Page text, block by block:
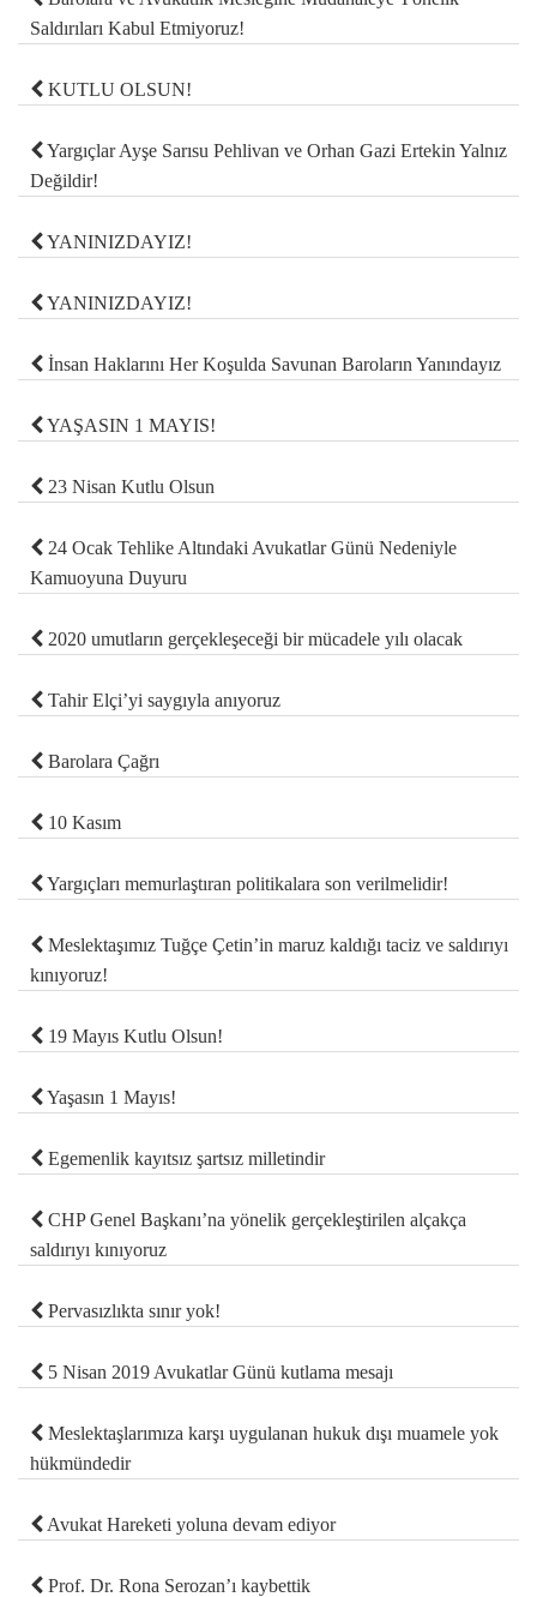
Saldırıları Kabul Etmiyoruz!
KUTLU OLSUN!
Yargıçlar Ayşe Sarısu Pehlivan ve Orhan Gazi Ertekin Yalnız
Değildir!
YANINIZDAYIZ!
YANINIZDAYIZ!
İnsan Haklarını Her Koşulda Savunan Baroların Yanındayız
YAŞASIN 1 MAYIS!
23 Nisan Kutlu Olsun
24 Ocak Tehlike Altındaki Avukatlar Günü Nedeniyle
Kamuoyuna Duyuru
2020 umutların gerçekleşeceği bir mücadele yılı olacak
Tahir Elçi’yi saygıyla anıyoruz
Barolara Çağrı
10 Kasım
Yargıçları memurlaştıran politikalara son verilmelidir!
Meslektaşımız Tuğçe Çetin’in maruz kaldığı taciz ve saldırıyı
kınıyoruz!
19 Mayıs Kutlu Olsun!
Yaşasın 1 Mayıs!
Egemenlik kayıtsız şartsız milletindir
CHP Genel Başkanı’na yönelik gerçekleştirilen alçakça
saldırıyı kınıyoruz
Pervasızlıkta sınır yok!
5 Nisan 2019 Avukatlar Günü kutlama mesajı
Meslektaşlarımıza karşı uygulanan hukuk dışı muamele yok
hükmündedir
Avukat Hareketi yoluna devam ediyor
Prof. Dr. Rona Serozan’ı kaybettik